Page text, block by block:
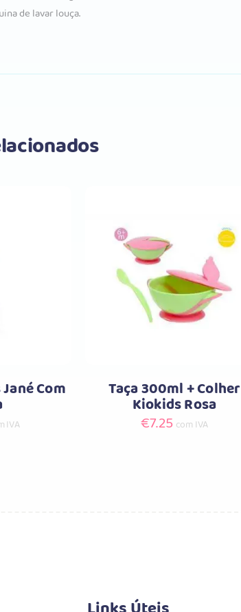
de lavar louça.
Com
IVA
Comprar
Taça 300ml + Colher
Kiokids Rosa
€7.25 com IVA